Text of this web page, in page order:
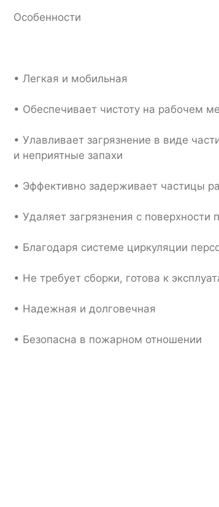
Особенности
• Легкая и мобильная
• Обеспечивает чистоту на рабочем
• Улавливает загрязнение в виде
и неприятные запахи
• Эффективно задерживает частицы
• Удаляет загрязнения с поверхности
• Благодаря системе циркуляции
• Не требует сборки, готова к
• Надежная и долговечная
• Безопасна в пожарном отношении